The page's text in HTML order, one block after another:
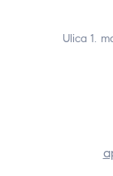
Ulica 1.